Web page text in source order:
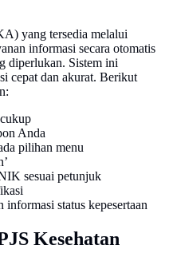
yang tersedia melalui
informasi secara otomatis
diperlukan. Sistem ini
cepat dan akurat. Berikut
Anda
pilihan menu
sesuai petunjuk
status kepesertaan
Kesehatan